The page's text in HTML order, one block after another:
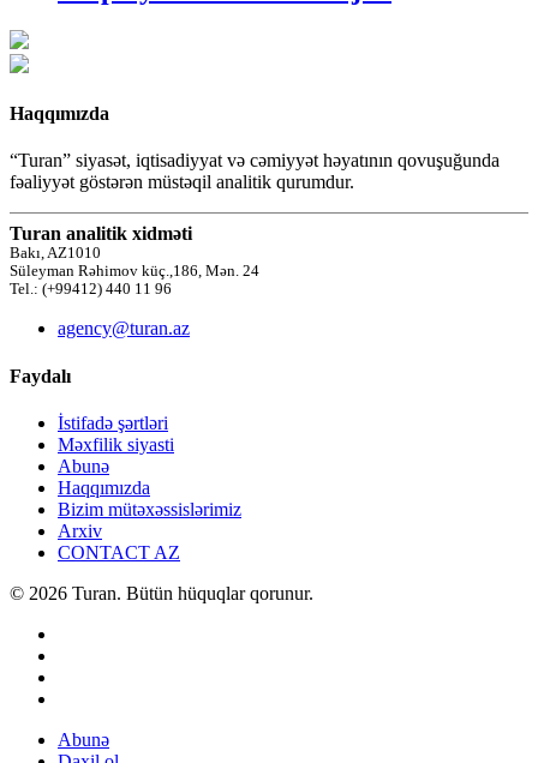
Haqqımızda
“Turan” siyasət, iqtisadiyyat və cəmiyyət həyatının qovuşuğunda
fəaliyyət göstərən müstəqil analitik qurumdur.
Turan analitik xidməti
Bakı, AZ1010
Süleyman Rəhimov küç.,186, Mən. 24
Tel.: (+99412) 440 11 96
agency@turan.az
Faydalı
İstifadə şərtləri
Məxfilik siyasti
Abunə
Haqqımızda
Bizim mütəxəssislərimiz
Arxiv
CONTACT AZ
© 2026 Turan. Bütün hüquqlar qorunur.
Abunə